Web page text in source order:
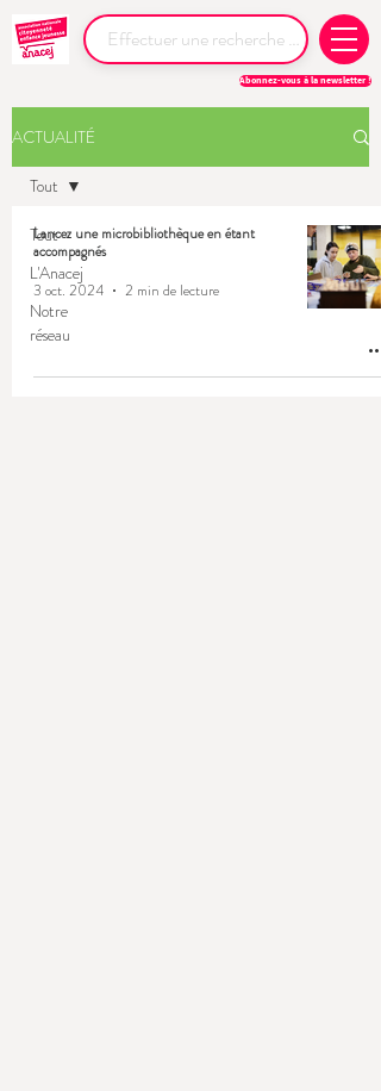
Abonnez-vous à la newsletter !
ACTUALITÉ
Tout
L'Anacej
Notre
réseau
Tout
Lancez une microbibliothèque en étant
accompagnés
3 oct. 2024
2 min de lecture